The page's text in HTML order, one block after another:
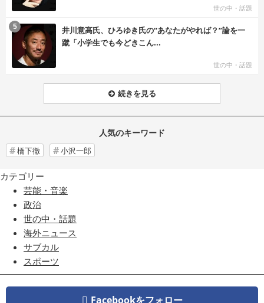
世の中・話題
井川意高氏、ひろゆき氏の“あなたがやれば？”論を一
蹴「小学生でも今どきこん...
世の中・話題
5
続きを見る
人気のキーワード
橋下徹 小沢一郎
カテゴリー
芸能・音楽
政治
世の中・話題
海外ニュース
サブカル
スポーツ
Facebookをフォロー